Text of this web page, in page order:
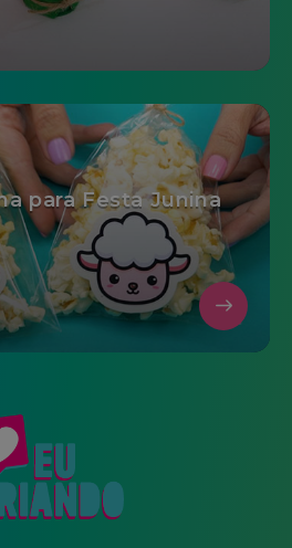
para Festa Junina